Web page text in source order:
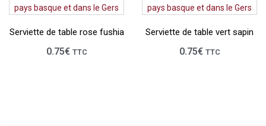
Serviette de table rose fushia
0.75€ TTC
Serviette de table vert sapin
0.75€ TTC